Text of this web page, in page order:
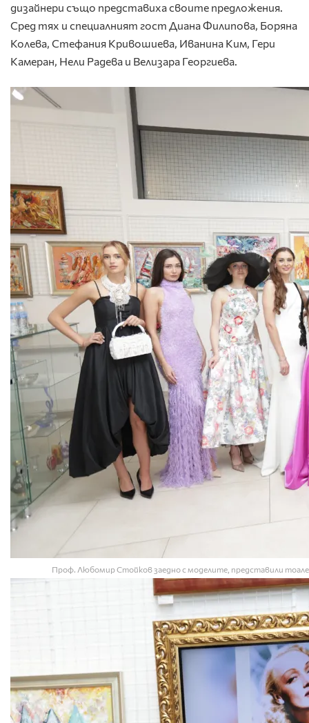
дизайнери също представиха своите предложения.
Сред тях и специалният гост Диана Филипова, Боряна
Колева, Стефания Кривошиева, Иванина Ким, Гери
Камеран, Нели Радева и Велизара Георгиева.
Проф. Любомир Стойков заедно с моделите, представили